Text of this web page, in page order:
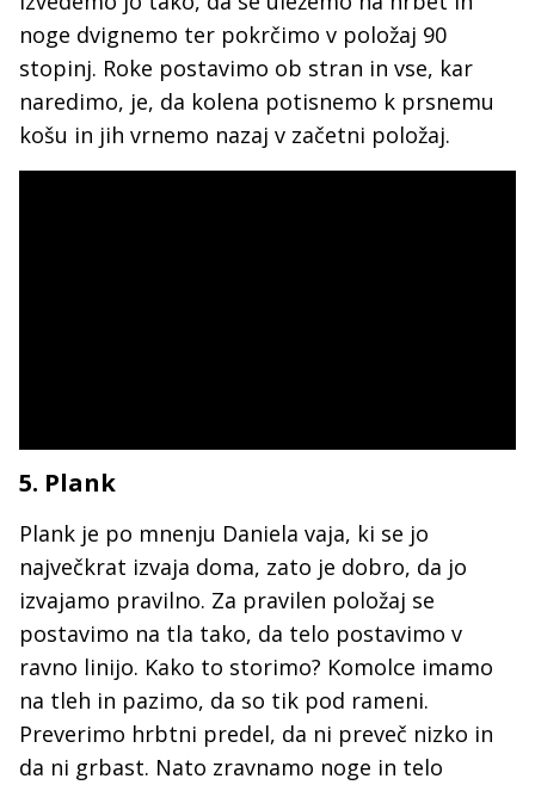
noge dvignemo ter pokrčimo v položaj 90
stopinj. Roke postavimo ob stran in vse, kar
naredimo, je, da kolena potisnemo k prsnemu
košu in jih vrnemo nazaj v začetni položaj.
5. Plank
Plank je po mnenju Daniela vaja, ki se jo
največkrat izvaja doma, zato je dobro, da jo
izvajamo pravilno. Za pravilen položaj se
postavimo na tla tako, da telo postavimo v
ravno linijo. Kako to storimo? Komolce imamo
na tleh in pazimo, da so tik pod rameni.
Preverimo hrbtni predel, da ni preveč nizko in
da ni grbast. Nato zravnamo noge in telo